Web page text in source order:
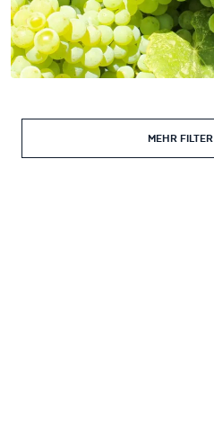
MEHR FILTER